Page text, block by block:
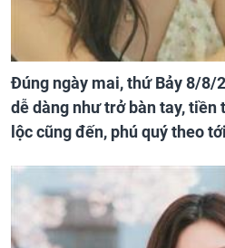
Đúng ngày mai, thứ Bảy 8/8/
dễ dàng như trở bàn tay, tiền
lộc cũng đến, phú quý theo